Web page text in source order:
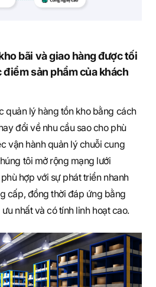
bãi và giao hàng được tối
điểm sản phẩm của khách
quản lý hàng tồn kho bằng cách
đổi về nhu cầu sao cho phù
vận hành quản lý chuỗi cung
tôi mở rộng mạng lưới
hợp với sự phát triển nhanh
cấp, đồng thời đáp ứng bằng
nhất và có tính linh hoạt cao.